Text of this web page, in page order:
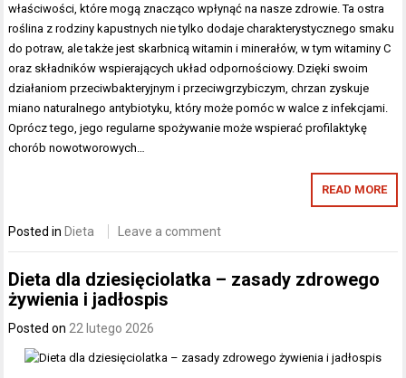
właściwości, które mogą znacząco wpłynąć na nasze zdrowie. Ta ostra
roślina z rodziny kapustnych nie tylko dodaje charakterystycznego smaku
do potraw, ale także jest skarbnicą witamin i minerałów, w tym witaminy C
oraz składników wspierających układ odpornościowy. Dzięki swoim
działaniom przeciwbakteryjnym i przeciwgrzybiczym, chrzan zyskuje
miano naturalnego antybiotyku, który może pomóc w walce z infekcjami.
Oprócz tego, jego regularne spożywanie może wspierać profilaktykę
chorób nowotworowych…
READ MORE
Posted inDieta Leave a comment
Dieta dla dziesięciolatka – zasady zdrowego
żywienia i jadłospis
Posted on 22 lutego 2026